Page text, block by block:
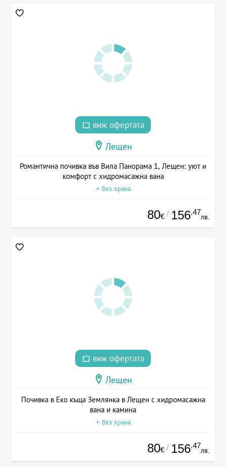
виж офертата
Лещен
Романтична почивка във Вила Панорама 1, Лещен: уют и
комфорт с хидромасажна вана
+ без храна
80€ / 156.47
лв.
виж офертата
Лещен
Почивка в Еко къща Землянка в Лещен с хидромасажна
вана и камина
+ без храна
80€ / 156.47
лв.